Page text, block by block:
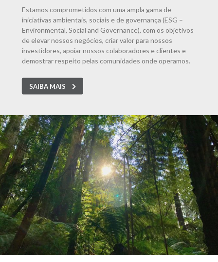
Estamos comprometidos com uma ampla gama de
iniciativas ambientais, sociais e de governança (ESG –
Environmental, Social and Governance), com os objetivos
de elevar nossos negócios, criar valor para nossos
investidores, apoiar nossos colaboradores e clientes e
demostrar respeito pelas comunidades onde operamos.
SAIBA MAIS